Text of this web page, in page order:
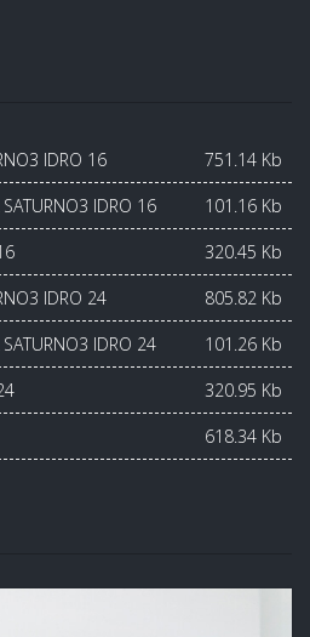
IDRO 16
751.14 Kb
SATURNO3 IDRO 16
101.16 Kb
320.45 Kb
IDRO 24
805.82 Kb
SATURNO3 IDRO 24
101.26 Kb
320.95 Kb
618.34 Kb